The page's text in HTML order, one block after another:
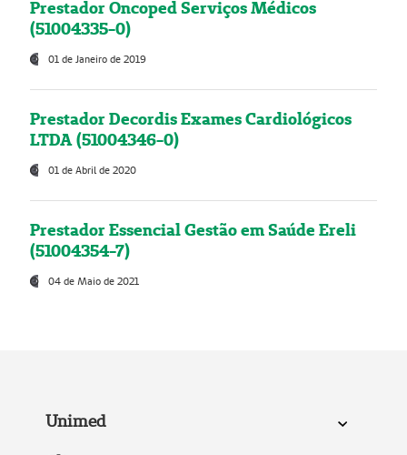
Prestador Oncoped Serviços Médicos
(51004335-0)
01 de Janeiro de 2019
Prestador Decordis Exames Cardiológicos
LTDA (51004346-0)
01 de Abril de 2020
Prestador Essencial Gestão em Saúde Ereli
(51004354-7)
04 de Maio de 2021
Unimed